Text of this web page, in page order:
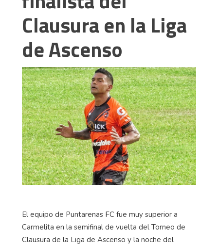
Clausura en la Liga
de Ascenso
El equipo de Puntarenas FC fue muy superior a
Carmelita en la semifinal de vuelta del Torneo de
Clausura de la Liga de Ascenso y la noche del